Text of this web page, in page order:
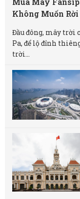
Không Muốn Rời
Đầu đông, mây trời
Pa, để lộ đỉnh
trời...